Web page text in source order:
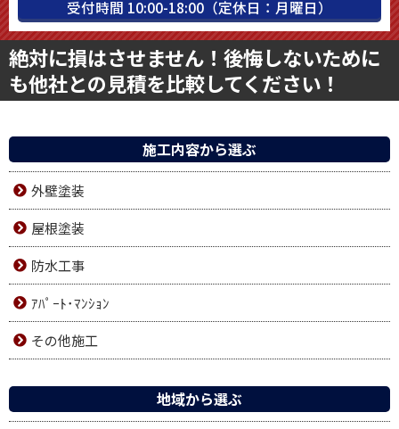
受付時間 10:00-18:00（定休日：月曜日）
絶対に損はさせません！後悔しないために
も他社との見積を比較してください！
施工内容から選ぶ
外壁塗装
屋根塗装
防水工事
ｱﾊﾟｰﾄ･ﾏﾝｼｮﾝ
その他施工
地域から選ぶ